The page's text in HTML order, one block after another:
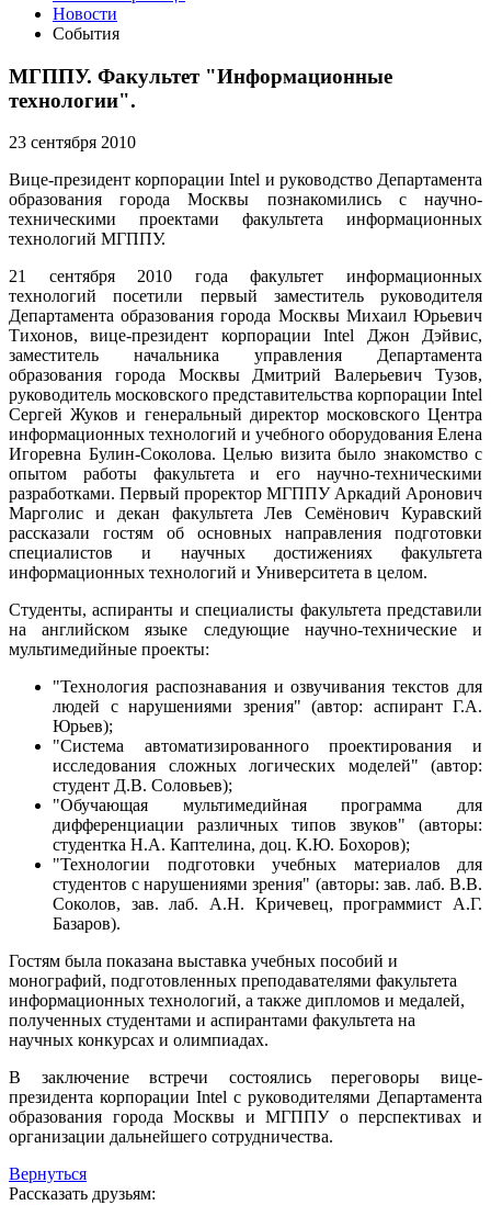
Новости
События
МГППУ. Факультет "Информационные
технологии".
23 сентября 2010
Вице-президент корпорации Intel и руководство Департамента
образования города Москвы познакомились с научно-
техническими проектами факультета информационных
технологий МГППУ.
21 сентября 2010 года факультет информационных
технологий посетили первый заместитель руководителя
Департамента образования города Москвы Михаил Юрьевич
Тихонов, вице-президент корпорации Intel Джон Дэйвис,
заместитель начальника управления Департамента
образования города Москвы Дмитрий Валерьевич Тузов,
руководитель московского представительства корпорации Intel
Сергей Жуков и генеральный директор московского Центра
информационных технологий и учебного оборудования Елена
Игоревна Булин-Соколова. Целью визита было знакомство с
опытом работы факультета и его научно-техническими
разработками. Первый проректор МГППУ Аркадий Аронович
Марголис и декан факультета Лев Семёнович Куравский
рассказали гостям об основных направления подготовки
специалистов и научных достижениях факультета
информационных технологий и Университета в целом.
Студенты, аспиранты и специалисты факультета представили
на английском языке следующие научно-технические и
мультимедийные проекты:
"Технология распознавания и озвучивания текстов для
людей с нарушениями зрения" (автор: аспирант Г.А.
Юрьев);
"Система автоматизированного проектирования и
исследования сложных логических моделей" (автор:
студент Д.В. Соловьев);
"Обучающая мультимедийная программа для
дифференциации различных типов звуков" (авторы:
студентка Н.А. Каптелина, доц. К.Ю. Бохоров);
"Технологии подготовки учебных материалов для
студентов с нарушениями зрения" (авторы: зав. лаб. В.В.
Соколов, зав. лаб. А.Н. Кричевец, программист А.Г.
Базаров).
Гостям была показана выставка учебных пособий и
монографий, подготовленных преподавателями факультета
информационных технологий, а также дипломов и медалей,
полученных студентами и аспирантами факультета на
научных конкурсах и олимпиадах.
В заключение встречи состоялись переговоры вице-
президента корпорации Intel с руководителями Департамента
образования города Москвы и МГППУ о перспективах и
организации дальнейшего сотрудничества.
Вернуться
Рассказать друзьям: